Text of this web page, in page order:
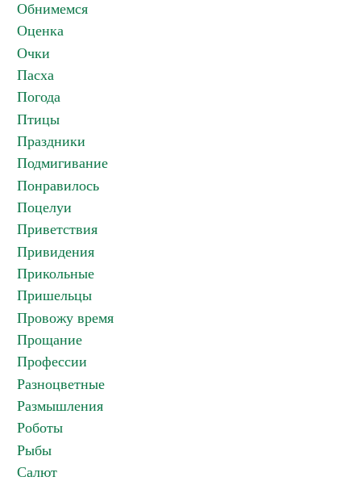
Обнимемся
Оценка
Очки
Пасха
Погода
Птицы
Праздники
Подмигивание
Понравилось
Поцелуи
Приветствия
Привидения
Прикольные
Пришельцы
Провожу время
Прощание
Профессии
Разноцветные
Размышления
Роботы
Рыбы
Салют